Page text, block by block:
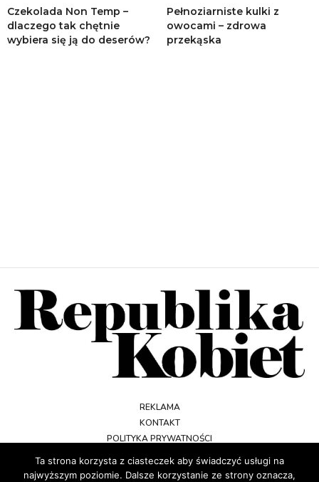
Czekolada Non Temp –
dlaczego tak chętnie
wybiera się ją do deserów?
Pełnoziarniste kulki z
owocami – zdrowa
przekąska
REKLAMA
KONTAKT
POLITYKA PRYWATNOŚCI
REGULAMIN
Ta strona korzysta z ciasteczek aby świadczyć usługi na
najwyższym poziomie. Dalsze korzystanie ze strony oznacza,